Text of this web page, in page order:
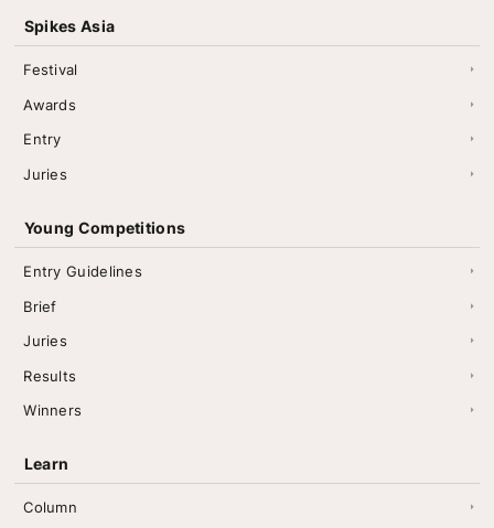
Spikes Asia
Festival
Awards
Entry
Juries
Young Competitions
Entry Guidelines
Brief
Juries
Results
Winners
Learn
Column